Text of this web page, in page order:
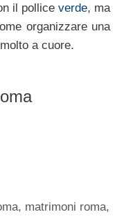
il pollice verde, ma
organizzare una
a cuore.
, matrimoni roma,